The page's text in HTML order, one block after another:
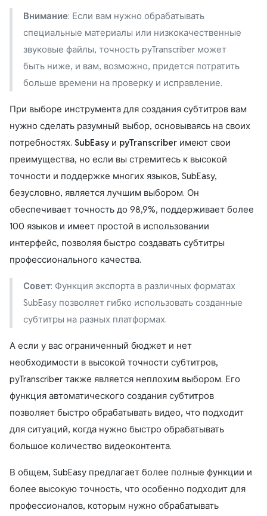
Внимание: Если вам нужно обрабатывать
специальные материалы или низкокачественные
звуковые файлы, точность pyTranscriber может
быть ниже, и вам, возможно, придется потратить
больше времени на проверку и исправление.
При выборе инструмента для создания субтитров вам
нужно сделать разумный выбор, основываясь на своих
потребностях. SubEasy и pyTranscriber имеют свои
преимущества, но если вы стремитесь к высокой
точности и поддержке многих языков, SubEasy,
безусловно, является лучшим выбором. Он
обеспечивает точность до 98,9%, поддерживает более
100 языков и имеет простой в использовании
интерфейс, позволяя быстро создавать субтитры
профессионального качества.
Совет: Функция экспорта в различных форматах
SubEasy позволяет гибко использовать созданные
субтитры на разных платформах.
А если у вас ограниченный бюджет и нет
необходимости в высокой точности субтитров,
pyTranscriber также является неплохим выбором. Его
функция автоматического создания субтитров
позволяет быстро обрабатывать видео, что подходит
для ситуаций, когда нужно быстро обрабатывать
большое количество видеоконтента.
В общем, SubEasy предлагает более полные функции и
более высокую точность, что особенно подходит для
профессионалов, которым нужно обрабатывать